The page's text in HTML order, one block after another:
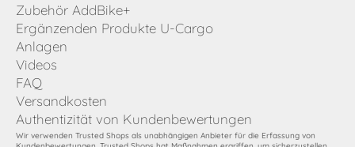
Zubehör AddBike+
Ergänzenden Produkte U-Cargo
Anlagen
Videos
FAQ
Versandkosten
Authentizität von Kundenbewertungen
Wir verwenden Trusted Shops als unabhängigen Anbieter für die Erfassung von